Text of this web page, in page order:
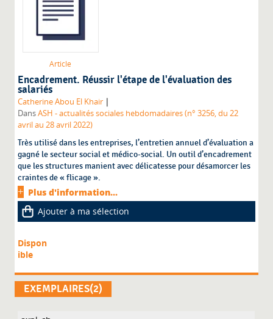
Article
Encadrement. Réussir l'étape de l'évaluation des
salariés
Catherine Abou El Khair |
DansASH - actualités sociales hebdomadaires (n° 3256, du 22
avril au 28 avril 2022)
Très utilisé dans les entreprises, l’entretien annuel d’évaluation a
gagné le secteur social et médico-social. Un outil d’encadrement
que les structures manient avec délicatesse pour désamorcer les
craintes de « flicage ».
Plus d'information...
Ajouter à ma sélection
Dispon
ible
EXEMPLAIRES(2)